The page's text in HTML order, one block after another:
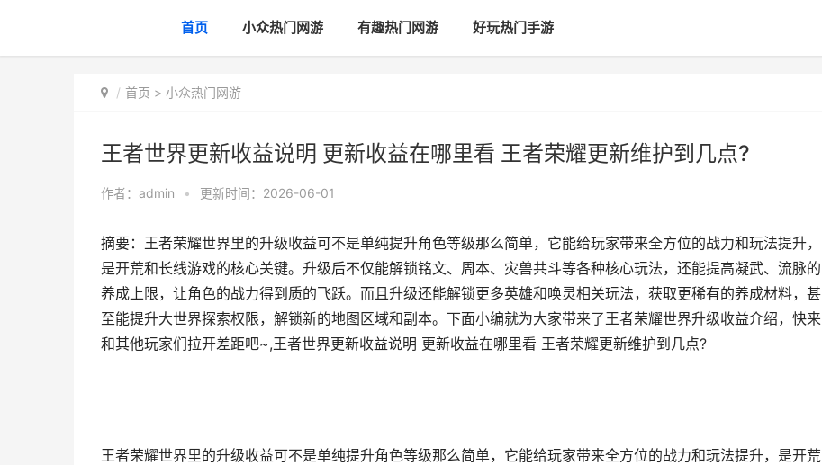
首页 小众热门网游 有趣热门网游 好玩热门手游
首页 > 小众热门网游
王者世界更新收益说明 更新收益在哪里看 王者荣耀更新维护到几点?
作者： admin • 更新时间：2026-06-01
摘要：王者荣耀世界里的升级收益可不是单纯提升角色等级那么简单，它能给玩家带来全方位的战力和玩法提升，
是开荒和长线游戏的核心关键。升级后不仅能解锁铭文、周本、灾兽共斗等各种核心玩法，还能提高凝武、流脉的
养成上限，让角色的战力得到质的飞跃。而且升级还能解锁更多英雄和唤灵相关玩法，获取更稀有的养成材料，甚
至能提升大世界探索权限，解锁新的地图区域和副本。下面小编就为大家带来了王者荣耀世界升级收益介绍，快来
和其他玩家们拉开差距吧~,王者世界更新收益说明 更新收益在哪里看 王者荣耀更新维护到几点?
王者荣耀世界里的升级收益可不是单纯提升角色等级那么简单，它能给玩家带来全方位的战力和玩法提升，是开荒